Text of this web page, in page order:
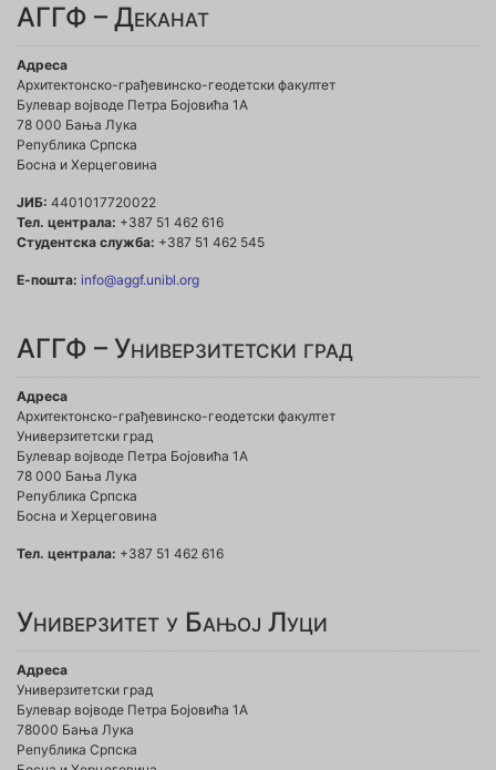
АГГФ – Деканат
Адреса
Архитектонско-грађевинско-геодетски факултет
Булевар војводе Петра Бојовића 1A
78 000 Бања Лука
Република Српска
Босна и Херцеговина
ЈИБ: 4401017720022
Тел. централа: +387 51 462 616
Студентска служба: +387 51 462 545
Е-пошта: info@aggf.unibl.org
АГГФ – Универзитетски град
Адреса
Архитектонско-грађевинско-геодетски факултет
Универзитетски град
Булевар војводе Петра Бојовића 1A
78 000 Бања Лука
Република Српска
Босна и Херцеговина
Тел. централа: +387 51 462 616
Универзитет у Бањој Луци
Адреса
Универзитетски град
Булевар војводе Петра Бојовића 1А
78000 Бања Лука
Република Српска